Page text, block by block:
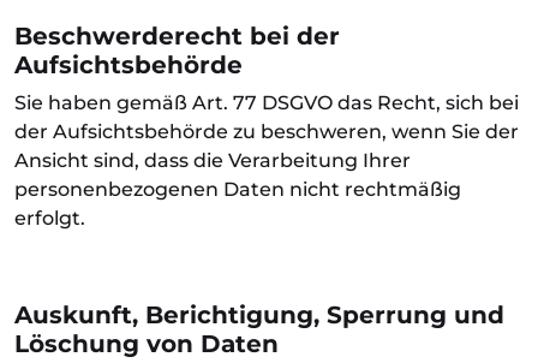
Beschwerderecht bei der
Aufsichtsbehörde
Sie haben gemäß Art. 77 DSGVO das Recht, sich bei
der Aufsichtsbehörde zu beschweren, wenn Sie der
Ansicht sind, dass die Verarbeitung Ihrer
personenbezogenen Daten nicht rechtmäßig
erfolgt.
Auskunft, Berichtigung, Sperrung und
Löschung von Daten